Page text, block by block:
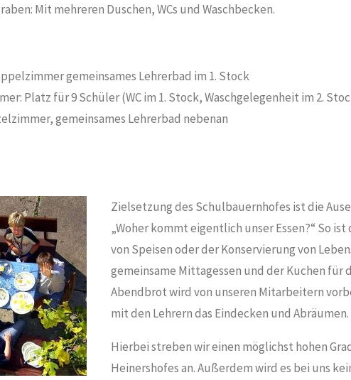
Mit mehreren Duschen, WCs und Waschbecken.
gemeinsames Lehrerbad im 1. Stock
Platz für 9 Schüler (WC im 1. Stock, Waschgelegenheit im 2.
gemeinsames Lehrerbad nebenan
Zielsetzung des Schulbauernhofes ist die
„Woher kommt eigentlich unser Essen?“ So
von Speisen oder der Konservierung von
gemeinsame Mittagessen und der Kuchen für
Abendbrot wird von unseren Mitarbeitern
mit den Lehrern das Eindecken und Abräumen.
Hierbei streben wir einen möglichst hohen
Heinershofes an. Außerdem wird es bei uns